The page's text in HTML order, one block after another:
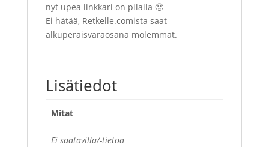
nyt upea linkkari on pilalla 🙁
Ei hätää, Retkelle.comista saat
alkuperäisvaraosana molemmat.
Lisätiedot
Mitat
Ei saatavilla/-tietoa